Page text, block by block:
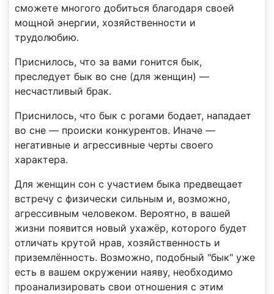
сможете многого добиться благодаря своей
мощной энергии, хозяйственности и
трудолюбию.
Приснилось, что за вами гонится бык,
преследует бык во сне (для женщин) —
несчастливый брак.
Приснилось, что бык с рогами бодает, нападает
во сне — происки конкурентов. Иначе —
негативные и агрессивные черты своего
характера.
Для женщин сон с участием быка предвещает
встречу с физически сильным и, возможно,
агрессивным человеком. Вероятно, в вашей
жизни появится новый ухажёр, которого будет
отличать крутой нрав, хозяйственность и
приземлённость. Возможно, подобный "бык" уже
есть в вашем окружении наяву, необходимо
проанализировать свои отношения с этим